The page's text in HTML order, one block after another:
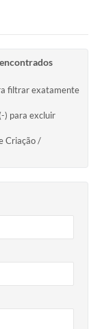
filtrar exatamente
) para excluir
Criação /